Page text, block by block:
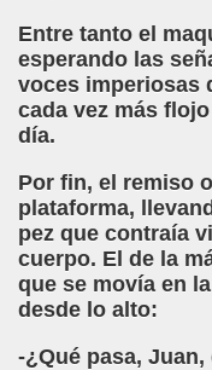
Entre tanto el
esperando las
voces imperiosas
cada vez más
día.
Por fin, el remiso
plataforma,
pez que contraía
cuerpo. El de la
que se movía en
desde lo alto:
-¿Qué pasa,
(Andres Barba)
a la ONCE (María
- SORIA)